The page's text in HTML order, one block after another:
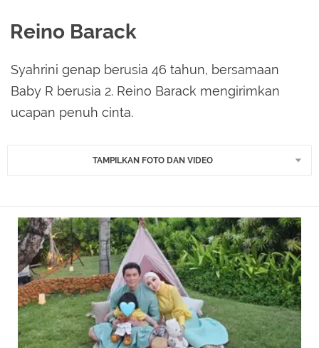
Reino Barack
Syahrini genap berusia 46 tahun, bersamaan
Baby R berusia 2. Reino Barack mengirimkan
ucapan penuh cinta.
TAMPILKAN FOTO DAN VIDEO